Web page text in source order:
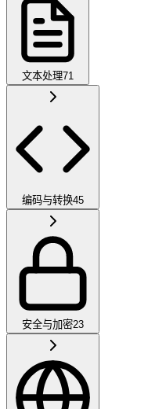
文本处理71
编码与转换45
安全与加密23